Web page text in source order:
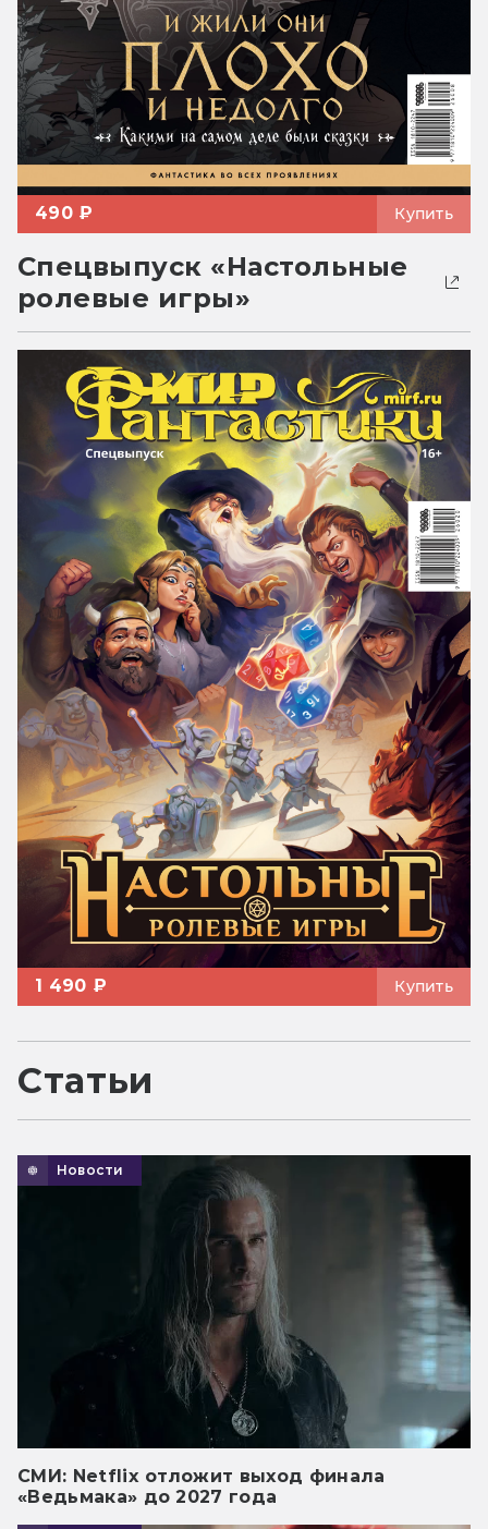
490 ₽ Купить
Спецвыпуск «Настольные
ролевые игры»
1 490 ₽ Купить
Статьи
Новости
СМИ: Netflix отложит выход финала
«Ведьмака» до 2027 года